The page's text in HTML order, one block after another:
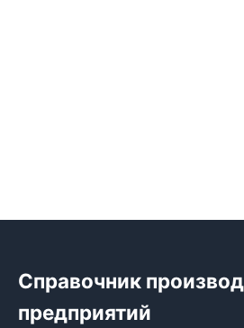
Справочник
предприятий